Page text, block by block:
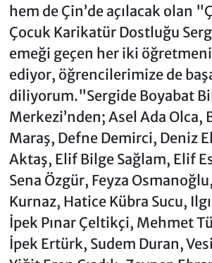
hem de Çin’de açılacak olan
Çocuk Karikatür Dostluğu
emeği geçen her iki
ediyor, öğrencilerimize de
diliyorum."Sergide Boyabat
Merkezi’nden; Asel Ada Olca,
Maraş, Defne Demirci, Deniz
Aktaş, Elif Bilge Sağlam, Elif
Sena Özgür, Feyza
Kurnaz, Hatice Kübra Sucu,
İpek Pınar Çeltikçi, Mehmet
İpek Ertürk, Sudem Duran,